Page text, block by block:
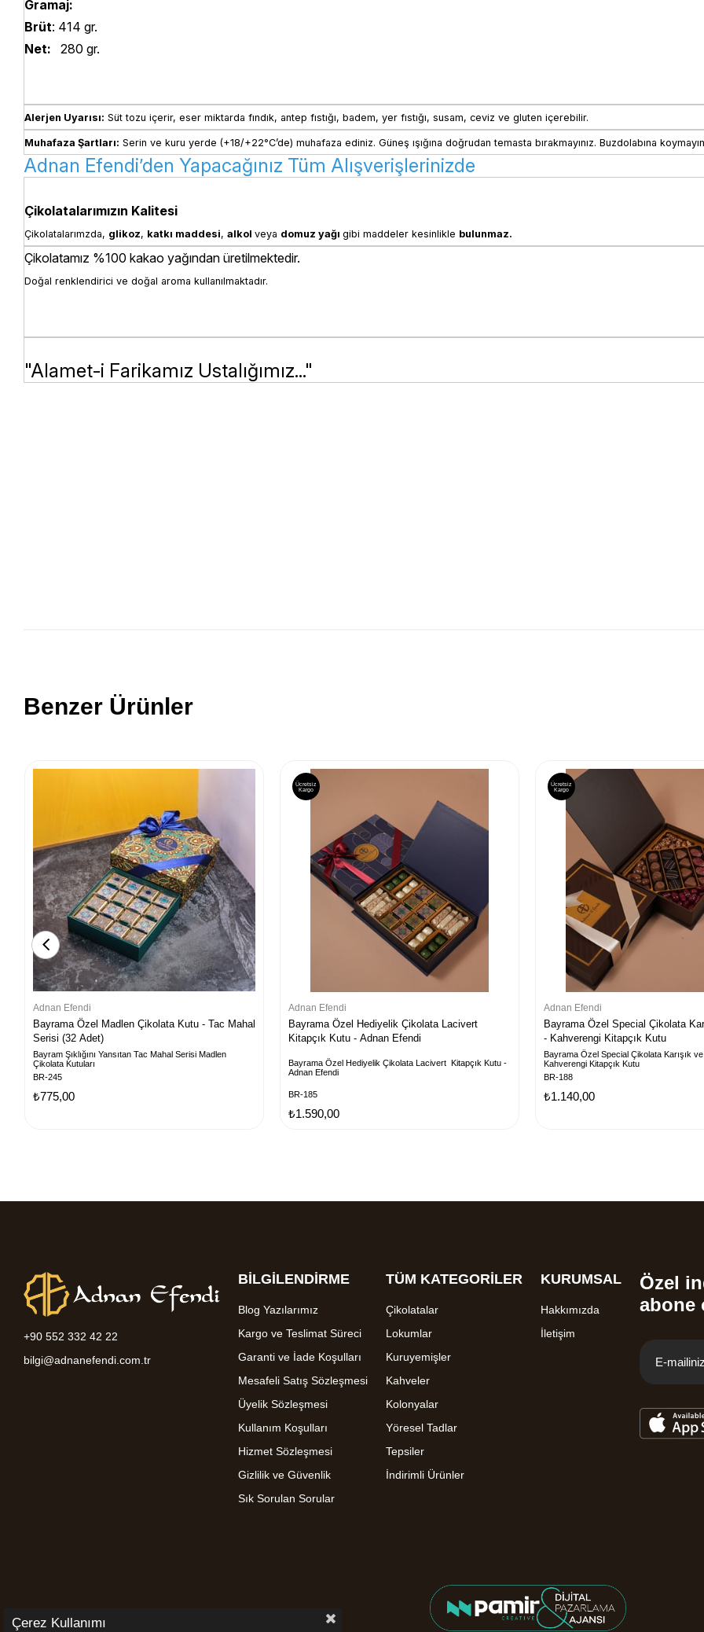
Gramaj:
Brüt: 414 gr.
Net: 280 gr.
Alerjen Uyarısı: Süt tozu içerir, eser miktarda fındık, antep fıstığı, badem, yer fıstığı, susam, ceviz ve gluten içerebilir.
Muhafaza Şartları: Serin ve kuru yerde (+18/+22°C’de) muhafaza ediniz. Güneş ışığına doğrudan temasta bırakmayınız. Buzdolabına
Adnan Efendi’den Yapacağınız Tüm Alışverişlerinizde
Çikolatalarımızın Kalitesi
Çikolatalarımzda, glikoz, katkı maddesi, alkol veya domuz yağı gibi maddeler kesinlikle bulunmaz.
Çikolatamız %100 kakao yağından üretilmektedir.
Doğal renklendirici ve doğal aroma kullanılmaktadır.
"Alamet-i Farikamız Ustalığımız..."
Benzer Ürünler
Adnan Efendi
Bayrama Özel Madlen Çikolata Kutu - Tac Mahal
Serisi (32 Adet)
Bayram Şıklığını Yansıtan Tac Mahal Serisi Madlen
Çikolata Kutuları
BR-245
₺775,00
Adnan Efendi
Bayrama Özel Hediyelik Çikolata Lacivert
Kitapçık Kutu - Adnan Efendi
Bayrama Özel Hediyelik Çikolata Lacivert Kitapçık Kutu -
Adnan Efendi
BR-185
₺1.590,00
Ücretsiz
Kargo
Adnan Efendi
Bayrama Özel Special Çikolata
- Kahverengi Kitapçık Kutu
Bayrama Özel Special Çikolata Karışık
Kahverengi Kitapçık Kutu
BR-188
₺1.140,00
Ücretsiz
Kargo
+90 552 332 42 22
bilgi@adnanefendi.com.tr
BİLGİLENDİRME
Blog Yazılarımız
Kargo ve Teslimat Süreci
Garanti ve İade Koşulları
Mesafeli Satış Sözleşmesi
Üyelik Sözleşmesi
Kullanım Koşulları
Hizmet Sözleşmesi
Gizlilik ve Güvenlik
Sık Sorulan Sorular
TÜM KATEGORİLER
Çikolatalar
Lokumlar
Kuruyemişler
Kahveler
Kolonyalar
Yöresel Tadlar
Tepsiler
İndirimli Ürünler
KURUMSAL
Hakkımızda
İletişim
Özel
abone
Çerez Kullanımı